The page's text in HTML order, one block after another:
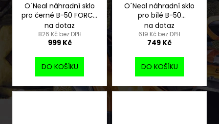
O´Neal náhradní sklo
pro černé B-50 FORCE,
radium red
na dotaz
826 Kč bez DPH
999 Kč
DO KOŠÍKU
O´Neal náhradní sklo
pro bílé B-50
FORCE,šedé
na dotaz
619 Kč bez DPH
749 Kč
DO KOŠÍKU